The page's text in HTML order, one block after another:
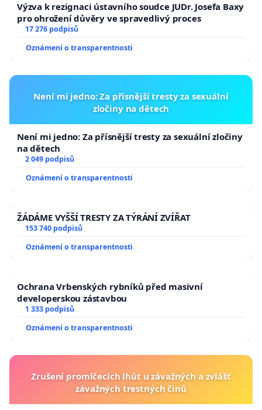
Výzva k rezignaci ústavního soudce JUDr. Josefa Baxy
pro ohrožení důvěry ve spravedlivý proces
17 276 podpisů
Oznámení o transparentnosti
Není mi jedno: Za přísnější tresty za sexuální
zločiny na dětech
Není mi jedno: Za přísnější tresty za sexuální zločiny
na dětech
2 049 podpisů
Oznámení o transparentnosti
ŽÁDÁME VYŠŠÍ TRESTY ZA TÝRÁNÍ ZVÍŘAT
153 740 podpisů
Oznámení o transparentnosti
Ochrana Vrbenských rybníků před masivní
developerskou zástavbou
1 333 podpisů
Oznámení o transparentnosti
Zrušení promlčecích lhůt u závažných a zvlášť
závažných trestných činů